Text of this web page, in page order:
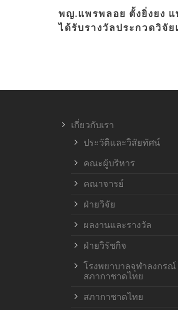
พญ.แพรพลอย ตั้งยิ่งยง
ได้รับรางวัลประกวดวิจั
เกี่ยวกับเรา
ประวัติและวิสัยทัศน์
คณะผู้บริหาร
คณาจารย์
ฝ่ายวิจัย
ผลงานและรางวัล
ฝ่ายวิรัชกิจ
โรงพยาบาลจุฬาลงกรณ์
สภากาชาดไทย
สภากาชาดไทย